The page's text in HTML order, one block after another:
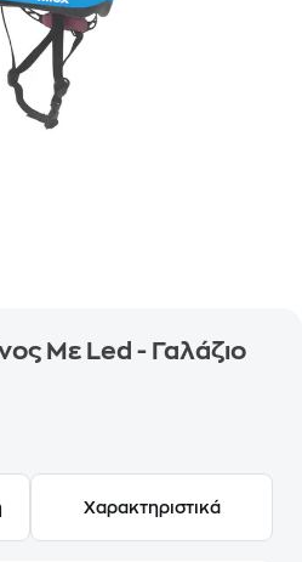
Με Led - Γαλάζιο
Χαρακτηριστικά